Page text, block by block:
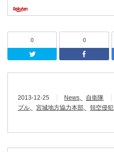
0
Twitter
0
2013-12-25 News 自衛隊
ブル
宮城地方協力本部 領空侵犯